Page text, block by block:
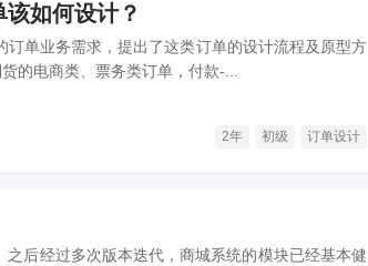
如何设计？
单业务需求，提出了这类订单的设计流程及原型方
货的电商类、票务类订单，付款-...
2年 初级 订单设计
后经过多次版本迭代，商城系统的模块已经基本健